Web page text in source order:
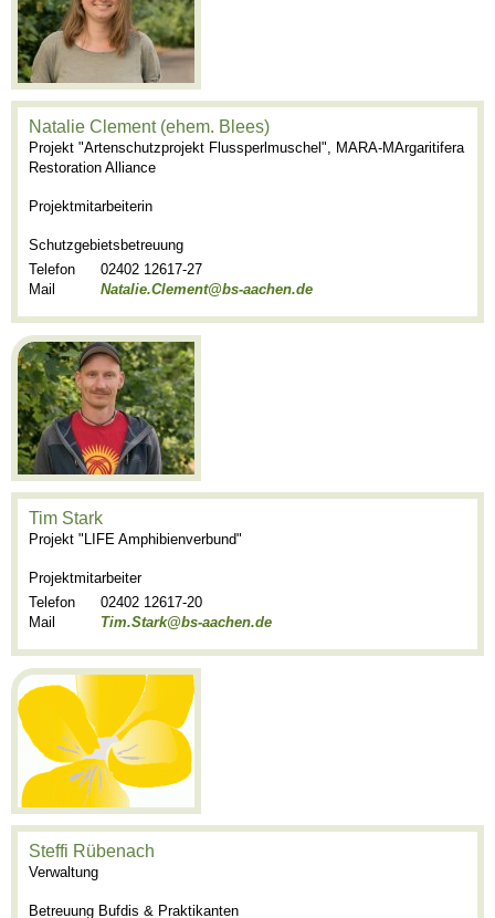
Natalie Clement (ehem. Blees)
Projekt "Artenschutzprojekt Flussperlmuschel", MARA-MArgaritifera
Restoration Alliance
Projektmitarbeiterin
Schutzgebietsbetreuung
Telefon
02402 12617-27
Mail
Natalie.Clement@bs-aachen.de
Tim Stark
Projekt "LIFE Amphibienverbund"
Projektmitarbeiter
Telefon
02402 12617-20
Mail
Tim.Stark@bs-aachen.de
Steffi Rübenach
Verwaltung
Betreuung Bufdis & Praktikanten